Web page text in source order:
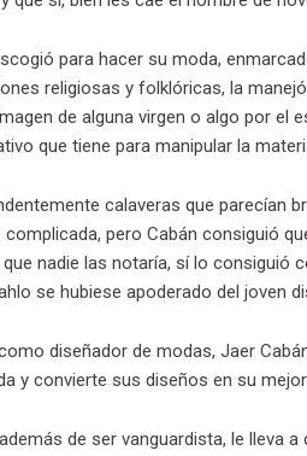
para hacer su moda,
religiosas y folklóricas, la
de alguna virgen o algo por el
que tiene para manipular la
calaveras que parecían
pero Cabán consiguió
nadie las notaría, sí lo consiguió
se hubiese apoderado del joven
diseñador de modas, Jaer
y convierte sus diseños en su
de ser vanguardista, le lleva